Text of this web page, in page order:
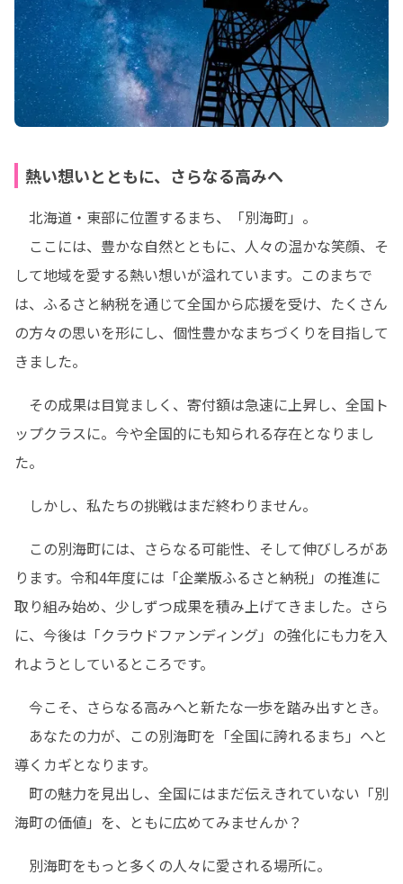
熱い想いとともに、さらなる高みへ
北海道・東部に位置するまち、「別海町」。
ここには、豊かな自然とともに、人々の温かな笑顔、そ
して地域を愛する熱い想いが溢れています。このまちで
は、ふるさと納税を通じて全国から応援を受け、たくさん
の方々の思いを形にし、個性豊かなまちづくりを目指して
きました。
その成果は目覚ましく、寄付額は急速に上昇し、全国ト
ップクラスに。今や全国的にも知られる存在となりまし
た。
しかし、私たちの挑戦はまだ終わりません。
この別海町には、さらなる可能性、そして伸びしろがあ
ります。令和4年度には「企業版ふるさと納税」の推進に
取り組み始め、少しずつ成果を積み上げてきました。さら
に、今後は「クラウドファンディング」の強化にも力を入
れようとしているところです。
今こそ、さらなる高みへと新たな一歩を踏み出すとき。
あなたの力が、この別海町を「全国に誇れるまち」へと
導くカギとなります。
町の魅力を見出し、全国にはまだ伝えきれていない「別
海町の価値」を、ともに広めてみませんか？
別海町をもっと多くの人々に愛される場所に。